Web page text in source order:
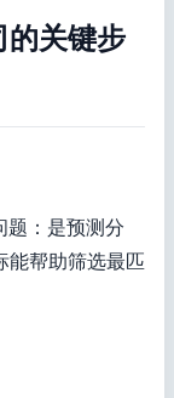
的关键步
题：是预测分
能帮助筛选最匹